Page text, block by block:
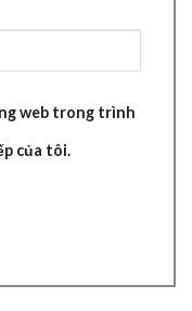
web trong trình
của tôi.